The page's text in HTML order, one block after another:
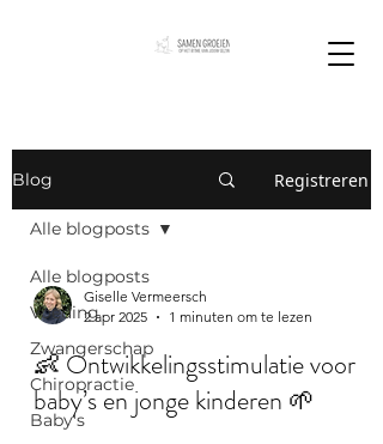
Blog Registreren
Alle blogposts
Voeding
Zwangerschap
Chiropractie
Baby's
Alle blogposts
Giselle Vermeersch
2 apr 2025
1 minuten om te lezen
👶 Ontwikkelingsstimulatie voor
baby’s en jonge kinderen 🌱